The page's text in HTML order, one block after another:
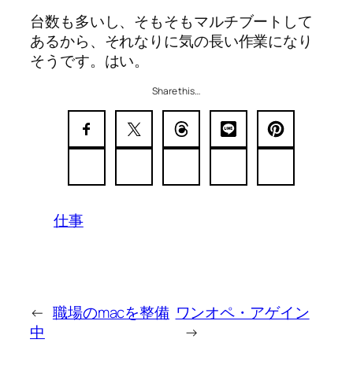
台数も多いし、そもそもマルチブートして
あるから、それなりに気の長い作業になり
そうです。はい。
Share this…
仕事
← 職場のmacを整備
中
ワンオペ・アゲイン
→